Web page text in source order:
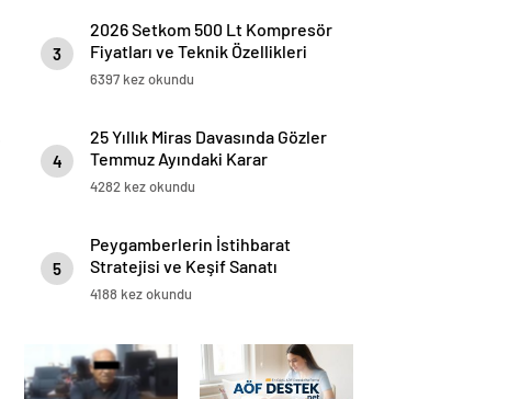
3
2026 Setkom 500 Lt Kompresör
Fiyatları ve Teknik Özellikleri
6397 kez okundu
4
25 Yıllık Miras Davasında Gözler
Temmuz Ayındaki Karar
Duruşmasına Çevrildi
4282 kez okundu
5
Peygamberlerin İstihbarat
Stratejisi ve Keşif Sanatı
4188 kez okundu